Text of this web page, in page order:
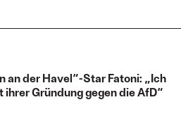
an der Havel“-Star Fatoni: „Ich
ihrer Gründung gegen die AfD“